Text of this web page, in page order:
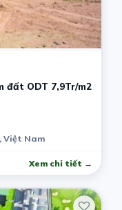
đất ODT 7,9Tr/m2
Việt Nam
Xem chi tiết →